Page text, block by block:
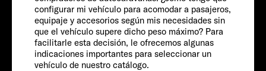
Servicio
configurar mi vehículo para acomodar a pasajeros,
equipaje y accesorios según mis necesidades sin
que el vehículo supere dicho peso máximo? Para
facilitarle esta decisión, le ofrecemos algunas
indicaciones importantes para seleccionar un
vehículo de nuestro catálogo.